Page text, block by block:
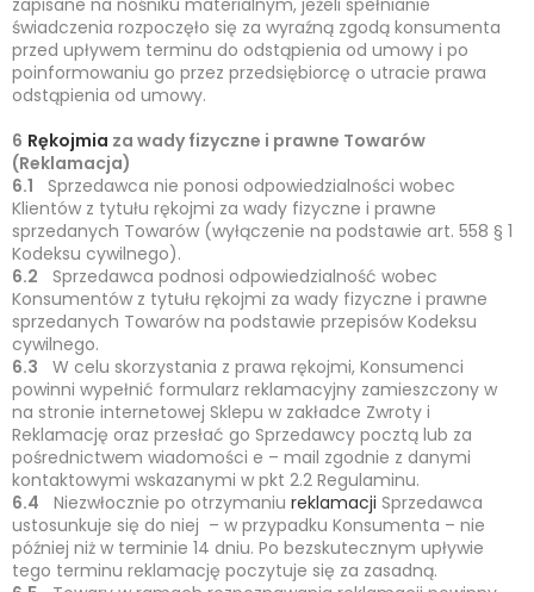
zapisane na nośniku materialnym, jeżeli spełnianie
świadczenia rozpoczęło się za wyraźną zgodą konsumenta
przed upływem terminu do odstąpienia od umowy i po
poinformowaniu go przez przedsiębiorcę o utracie prawa
odstąpienia od umowy.
6 Rękojmia za wady fizyczne i prawne Towarów
(Reklamacja)
6.1 Sprzedawca nie ponosi odpowiedzialności wobec
Klientów z tytułu rękojmi za wady fizyczne i prawne
sprzedanych Towarów (wyłączenie na podstawie art. 558 § 1
Kodeksu cywilnego).
6.2 Sprzedawca podnosi odpowiedzialność wobec
Konsumentów z tytułu rękojmi za wady fizyczne i prawne
sprzedanych Towarów na podstawie przepisów Kodeksu
cywilnego.
6.3 W celu skorzystania z prawa rękojmi, Konsumenci
powinni wypełnić formularz reklamacyjny zamieszczony w
na stronie internetowej Sklepu w zakładce Zwroty i
Reklamację oraz przesłać go Sprzedawcy pocztą lub za
pośrednictwem wiadomości e – mail zgodnie z danymi
kontaktowymi wskazanymi w pkt 2.2 Regulaminu.
6.4 Niezwłocznie po otrzymaniu reklamacji Sprzedawca
ustosunkuje się do niej – w przypadku Konsumenta – nie
później niż w terminie 14 dniu. Po bezskutecznym upływie
tego terminu reklamację poczytuje się za zasadną.